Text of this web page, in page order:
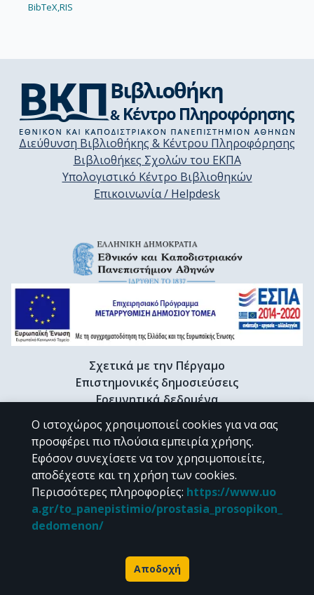
BibTeX,RIS
Διεύθυνση Βιβλιοθήκης & Κέντρου Πληροφόρησης
Βιβλιοθήκες Σχολών του ΕΚΠΑ
Υπολογιστικό Κέντρο Βιβλιοθηκών
Επικοινωνία / Helpdesk
Σχετικά με την Πέργαμο
Επιστημονικές δημοσιεύσεις
Ερευνητικά δεδομένα
Διδακτορικές διατριβές & Γκρίζα βιβλιογραφία
Προφίλ Ερευνητή
CC BY-NC 4.0
Εκτός αν αναφέρεται διαφορετικά, το υλικό της "Περγάμου" διατίθεται
Powered by
Ο ιστοχώρος χρησιμοποιεί cookies για να σας
προσφέρει πιο πλούσια εμπειρία χρήσης.
Εφόσον συνεχίσετε να τον χρησιμοποιείτε,
αποδέχεστε και τη χρήση των cookies.
Περισσότερες πληροφορίες: https://www.uo
a.gr/to_panepistimio/prostasia_prosopikon_
dedomenon/
Αποδοχή